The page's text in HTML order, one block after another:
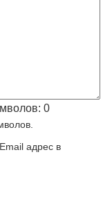
0
адрес в